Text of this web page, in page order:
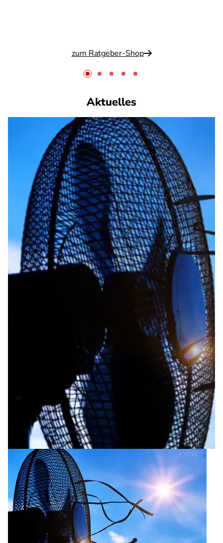
zum Ratgeber-Shop
Aktuelles